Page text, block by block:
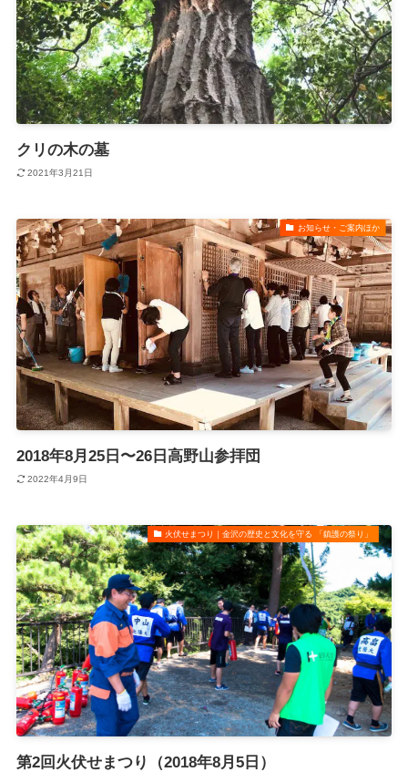
クリの木の墓
2021年3月21日
お知らせ・ご案内ほか
2018年8月25日〜26日高野山参拝団
2022年4月9日
火伏せまつり｜金沢の歴史と文化を守る 「鎮護の祭り」
第2回火伏せまつり（2018年8月5日）